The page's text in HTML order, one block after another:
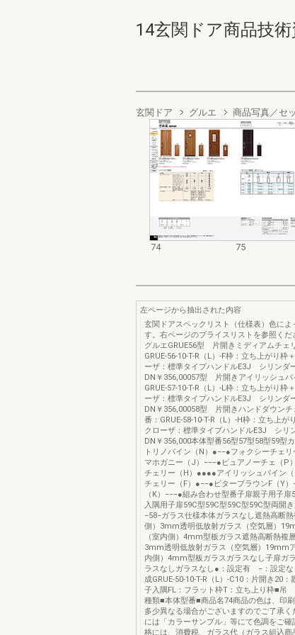
14玄関ドア商品技
玄関ドア グルエ 商品写真／セ
74 75
左ページから抽出された内容
玄関ドアスペックリスト（仕様表）色によ
す。右ページのプライスリストを参照く
グルエGRUE56型 片開きミディアムチェ
GRUE-56-10-T-R（L）-F枠：立ち上がり枠
ーザ：標準タイプハンドルE3J シリンダ
DN￥356,00057型 片開きアイリッシュパ
GRUE-57-10-T-R（L）-L枠：立ち上がり枠
ーザ：標準タイプハンドルE3J シリンダ
DN￥356,00058型 片開きハンドダウンチ
番：GRUE-58-10-T-R（L）-H枠：立ち上が
クローザ：標準タイプハンドルE3J シリ
DN￥356,000本体型番56型57型58型59型
トリノパイン（N）●−−●フォクシーチェ
マホガニー（J）−−−●ピュアノーチェ（P
チェリー（H）●●●●アイリッシュパイン
チェリー（F）●−−●ビターブラウンF（Y
（K）−−−●組み合わせ型番子扉親子用子扉
入隅用子扉59C型59C型59C型59C型両開
−58−ガラス仕様本体ガラスなし遮熱高断
側）3mm透明低放射ガラス（空気層）
（室内側）4mm型板ガラス遮熱高断熱複
3mm透明低放射ガラス（空気層）19mm
内側）4mm型板ガラスガラスなし子扉ガ
ラスなしガラスなし●：設定有 −：設定な
成GRUE-50-10-T-R（L）-C10：片開き20
子入隅FL：フラット枠T：立ち上り枠■
種類■本体型番■商品名74商品の色は、印
多少異なる場合がございますのでご了承
には「カラーサンプル」等にて色調をご確
格には、消費税、ガラス代（ガラス組込商